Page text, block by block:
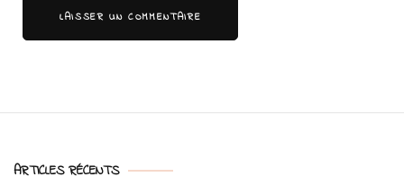
ARTICLES RÉCENTS